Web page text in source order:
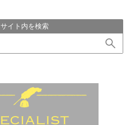
サイト内を検索